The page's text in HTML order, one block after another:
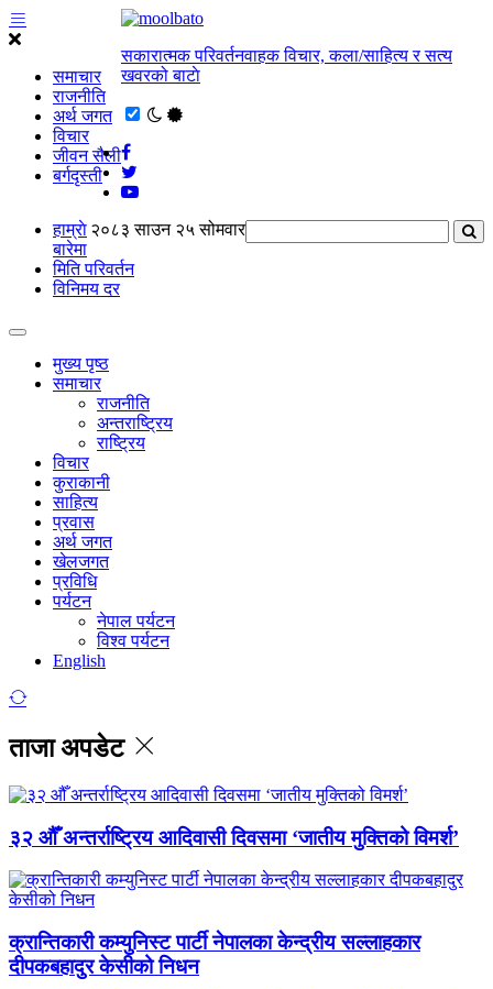
समाचार
राजनीति
अर्थ जगत
विचार
जीवन सैली
बर्गदृस्ती
सकारात्मक परिवर्तनवाहक विचार, कला/साहित्य र सत्य
खवरको बाटाे
२०८३ साउन २५ सोमवार
हाम्राे
बारेमा
मिति परिवर्तन
विनिमय दर
मुख्य पृष्ठ
समाचार
राजनीति
अन्तराष्ट्रिय
राष्ट्रिय
विचार
कुराकानी
साहित्य
प्रवास
अर्थ जगत
खेलजगत
प्रविधि
पर्यटन
नेपाल पर्यटन
विश्व पर्यटन
English
ताजा अपडेट
३२ औँ अन्तर्राष्ट्रिय आदिवासी दिवसमा ‘जातीय मुक्तिको विमर्श’
क्रान्तिकारी कम्युनिस्ट पार्टी नेपालका केन्द्रीय सल्लाहकार
दीपकबहादुर केसीको निधन